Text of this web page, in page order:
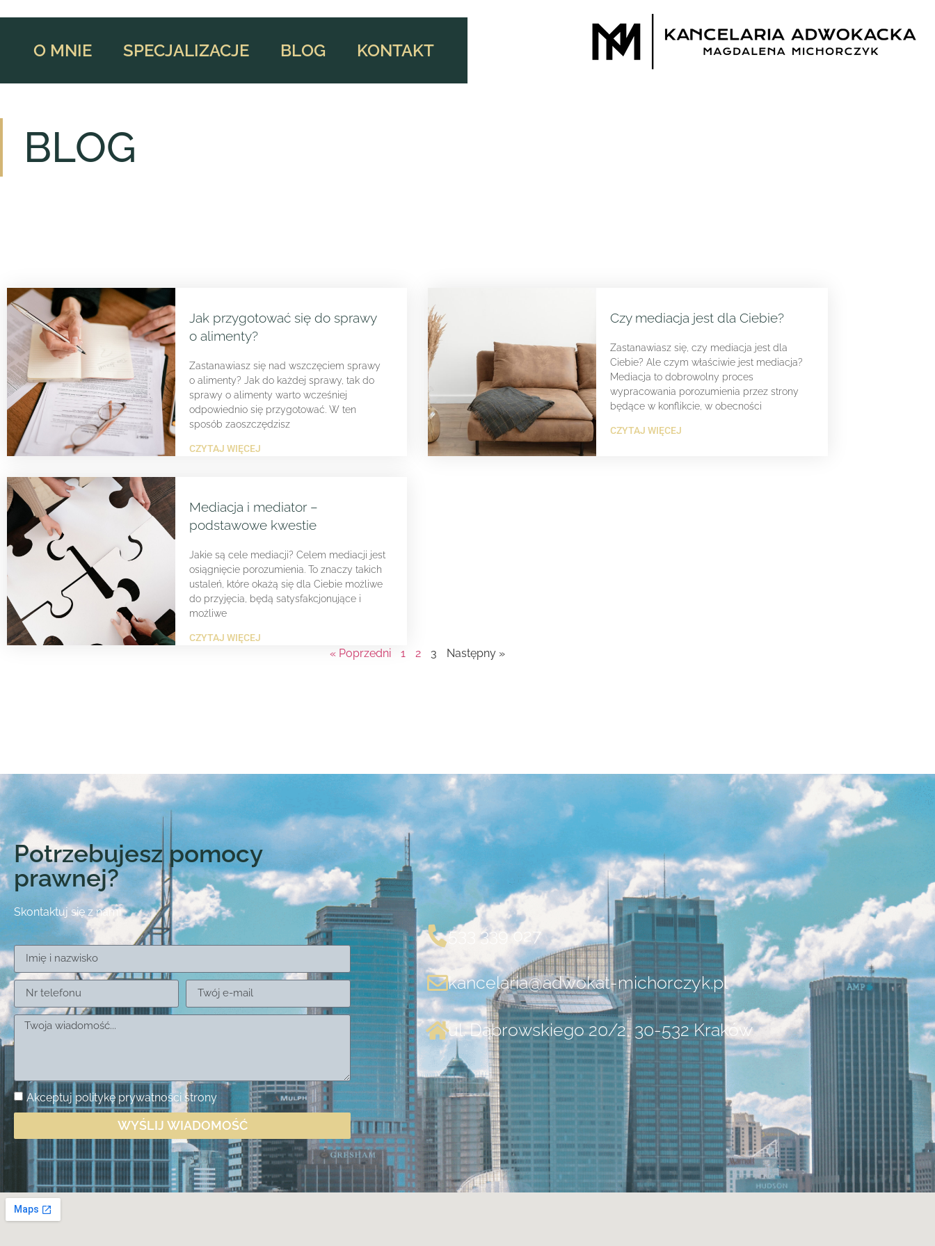
O MNIE SPECJALIZACJE BLOG KONTAKT
BLOG
Jak przygotować się do sprawy
o alimenty?
Zastanawiasz się nad wszczęciem sprawy
o alimenty? Jak do każdej sprawy, tak do
sprawy o alimenty warto wcześniej
odpowiednio się przygotować. W ten
sposób zaoszczędzisz
CZYTAJ WIĘCEJ
Czy mediacja jest dla Ciebie?
Zastanawiasz się, czy mediacja jest dla
Ciebie? Ale czym właściwie jest mediacja?
Mediacja to dobrowolny proces
wypracowania porozumienia przez strony
będące w konflikcie, w obecności
CZYTAJ WIĘCEJ
Mediacja i mediator –
podstawowe kwestie
Jakie są cele mediacji? Celem mediacji jest
osiągnięcie porozumienia. To znaczy takich
ustaleń, które okażą się dla Ciebie możliwe
do przyjęcia, będą satysfakcjonujące i
możliwe
CZYTAJ WIĘCEJ
« Poprzedni 1 2 3 Następny »
Potrzebujesz pomocy
prawnej?
Skontaktuj się z nami
Akceptuj politykę prywatności strony
WYŚLIJ WIADOMOŚĆ
533 339 027
kancelaria@adwokat-michorczyk.pl
ul. Dąbrowskiego 20/2, 30-532 Kraków